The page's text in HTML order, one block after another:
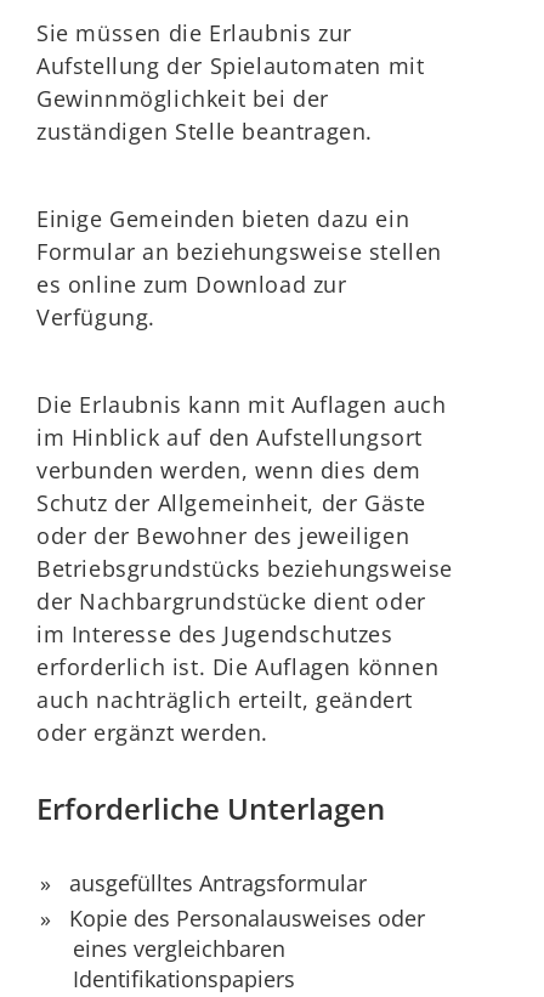
Sie müssen die Erlaubnis zur
Aufstellung der Spielautomaten mit
Gewinnmöglichkeit bei der
zuständigen Stelle beantragen.
Einige Gemeinden bieten dazu ein
Formular an beziehungsweise stellen
es online zum Download zur
Verfügung.
Die Erlaubnis kann mit Auflagen auch
im Hinblick auf den Aufstellungsort
verbunden werden, wenn dies dem
Schutz der Allgemeinheit, der Gäste
oder der Bewohner des jeweiligen
Betriebsgrundstücks beziehungsweise
der Nachbargrundstücke dient oder
im Interesse des Jugendschutzes
erforderlich ist. Die Auflagen können
auch nachträglich erteilt, geändert
oder ergänzt werden.
Erforderliche Unterlagen
ausgefülltes Antragsformular
Kopie des Personalausweises oder
eines vergleichbaren
Identifikationspapiers